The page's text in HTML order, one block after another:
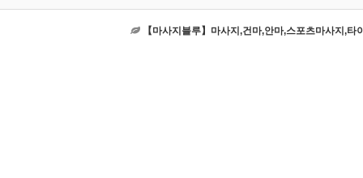
【마사지블루】마사지,건마,안마,스포츠마사지,